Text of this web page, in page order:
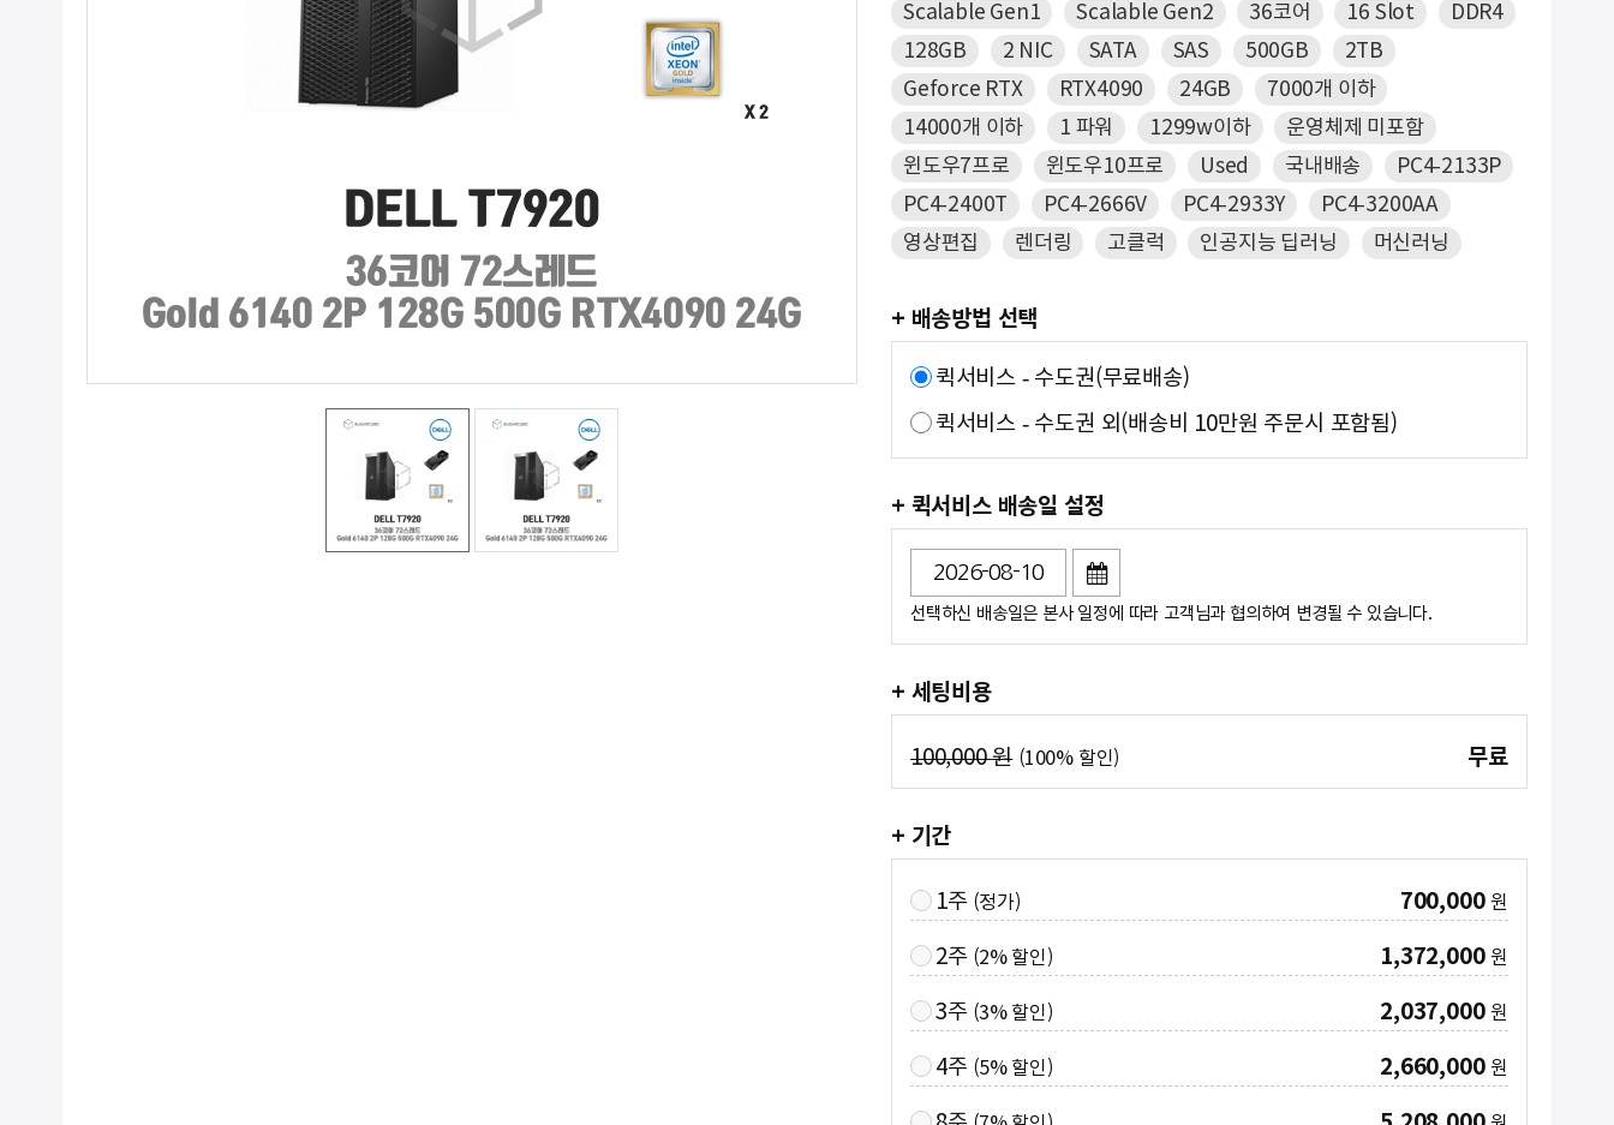
Scalable Gen1
Scalable Gen2 36코어 16 Slot
DDR4
128GB
2 NIC SATA SAS 500GB
2TB
Geforce RTX
RTX4090 24GB
7000개 이하
14000개 이하
1 파워 1299w이하
운영체제 미포함
윈도우7프로
윈도우10프로 Used 국내배송
PC4-2133P
PC4-2400T
PC4-2666V PC4-2933Y
PC4-3200AA
영상편집
렌더링 고클럭 인공지능 딥러닝 머신러닝
+ 배송방법 선택
퀵서비스 - 수도권(무료배송)
퀵서비스 - 수도권 외(배송비 10만원 주문시 포함됨)
+ 퀵서비스 배송일 설정
선택하신 배송일은 본사 일정에 따라 고객님과 협의하여 변경될 수 있습니다.
+ 세팅비용
100,000 원 (100% 할인) 무료
+ 기간
1주 (정가) 700,000 원
2주 (2% 할인) 1,372,000 원
3주 (3% 할인) 2,037,000 원
4주 (5% 할인) 2,660,000 원